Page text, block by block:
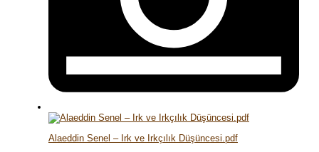
Alaeddin Senel – Irk ve Irkçılık Düşüncesi.pdf